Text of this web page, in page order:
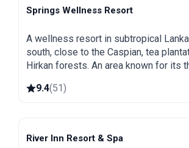
Lankaran
Springs Wellness Resort
A wellness resort in subtropical
south, close to the Caspian, tea
Hirkan forests. An area known for its
9.4(51)
Nabran
River Inn Resort & Spa